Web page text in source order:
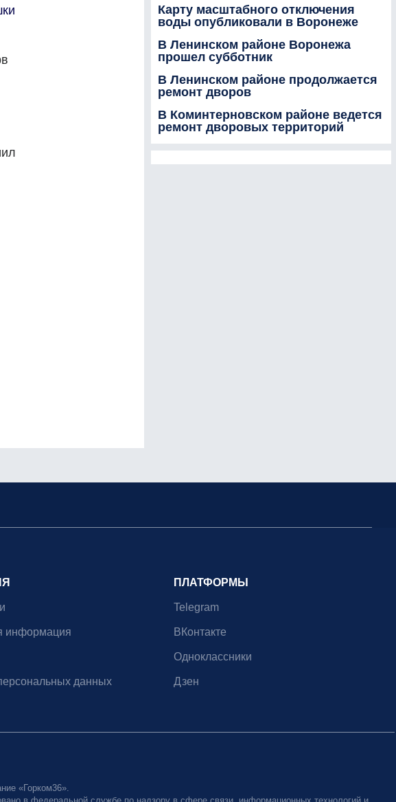
Карту масштабного отключения
воды опубликовали в Воронеже
В Ленинском районе Воронежа
прошел субботник
В Ленинском районе продолжается
ремонт дворов
В Коминтерновском районе ведется
ремонт дворовых территорий
информация
данных
ПЛАТФОРМЫ
Telegram
ВКонтакте
Одноклассники
Дзен
«Горком36».